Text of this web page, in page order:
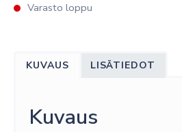
Varasto loppu
KUVAUS LISÄTIEDOT
Kuvaus